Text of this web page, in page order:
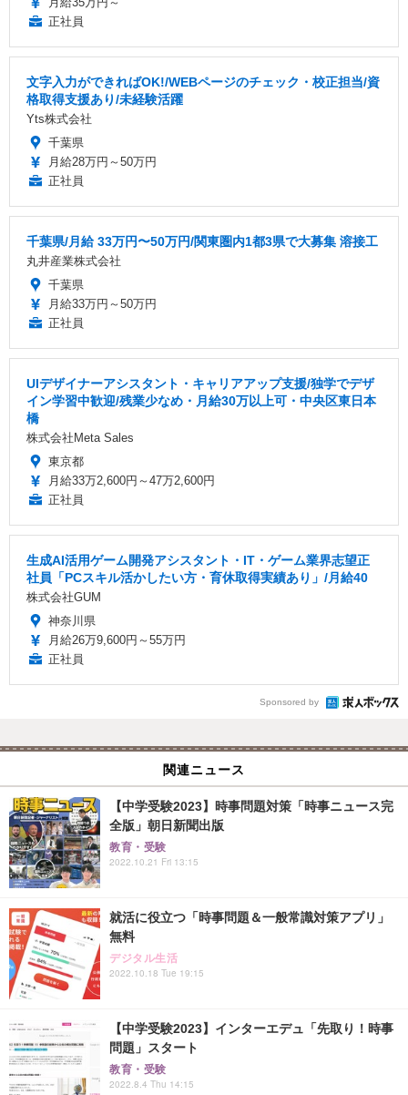
正社員
文字入力ができればOK!/WEBページのチェック・校正担当/資
格取得支援あり/未経験活躍
Yts株式会社
千葉県
月給28万円～50万円
正社員
千葉県/月給 33万円〜50万円/関東圏内1都3県で大募集 溶接工
丸井産業株式会社
千葉県
月給33万円～50万円
正社員
UIデザイナーアシスタント・キャリアアップ支援/独学でデザ
イン学習中歓迎/残業少なめ・月給30万以上可・中央区東日本
橋
株式会社Meta Sales
東京都
月給33万2,600円～47万2,600円
正社員
生成AI活用ゲーム開発アシスタント・IT・ゲーム業界志望正
社員「PCスキル活かしたい方・育休取得実績あり」/月給40
株式会社GUM
神奈川県
月給26万9,600円～55万円
正社員
Sponsored by
関連ニュース
【中学受験2023】時事問題対策「時事ニュース完
全版」朝日新聞出版
教育・受験
2022.10.21 Fri 13:15
就活に役立つ「時事問題＆一般常識対策アプリ」
無料
デジタル生活
2022.10.18 Tue 19:15
【中学受験2023】インターエデュ「先取り！時事
問題」スタート
教育・受験
2022.8.4 Thu 14:15